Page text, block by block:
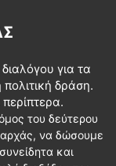
για τα
δράση.
του δεύτερου
να δώσουμε
και